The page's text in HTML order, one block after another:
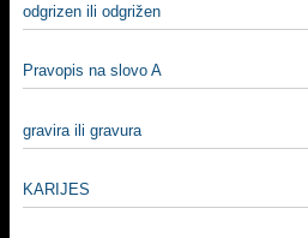
odgrizen ili odgrižen
Pravopis na slovo A
gravira ili gravura
KARIJES